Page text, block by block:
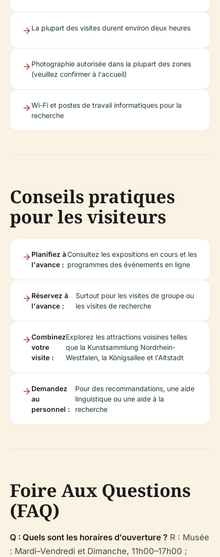
La plupart des visites durent environ deux heures
Photographie autorisée dans la plupart des zones
(veuillez confirmer à l'accueil)
Wi-Fi et postes de travail informatiques pour la
recherche
Conseils pratiques
pour les visiteurs
Planifiez à
l'avance :
Consultez les expositions en cours et les
programmes des événements en ligne
Réservez à
l'avance :
Surtout pour les visites de groupe ou
les visites de recherche
Combinez
votre
visite :
Explorez les attractions voisines telles
que la Kunstsammlung Nordrhein-
Westfalen, la Königsallee et l'Altstadt
Demandez
au
personnel :
Pour des recommandations, une aide
linguistique ou une aide à la
recherche
Foire Aux Questions
(FAQ)
Q : Quels sont les horaires d'ouverture ? R : Musée
: Mardi–Vendredi et Dimanche, 11h00–17h00 ;